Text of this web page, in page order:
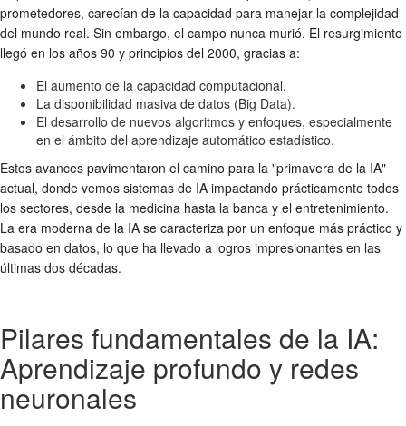
prometedores, carecían de la capacidad para manejar la complejidad
del mundo real. Sin embargo, el campo nunca murió. El resurgimiento
llegó en los años 90 y principios del 2000, gracias a:
El aumento de la capacidad computacional.
La disponibilidad masiva de datos (Big Data).
El desarrollo de nuevos algoritmos y enfoques, especialmente
en el ámbito del aprendizaje automático estadístico.
Estos avances pavimentaron el camino para la "primavera de la IA"
actual, donde vemos sistemas de IA impactando prácticamente todos
los sectores, desde la medicina hasta la banca y el entretenimiento.
La era moderna de la IA se caracteriza por un enfoque más práctico y
basado en datos, lo que ha llevado a logros impresionantes en las
últimas dos décadas.
Pilares fundamentales de la IA:
Aprendizaje profundo y redes
neuronales